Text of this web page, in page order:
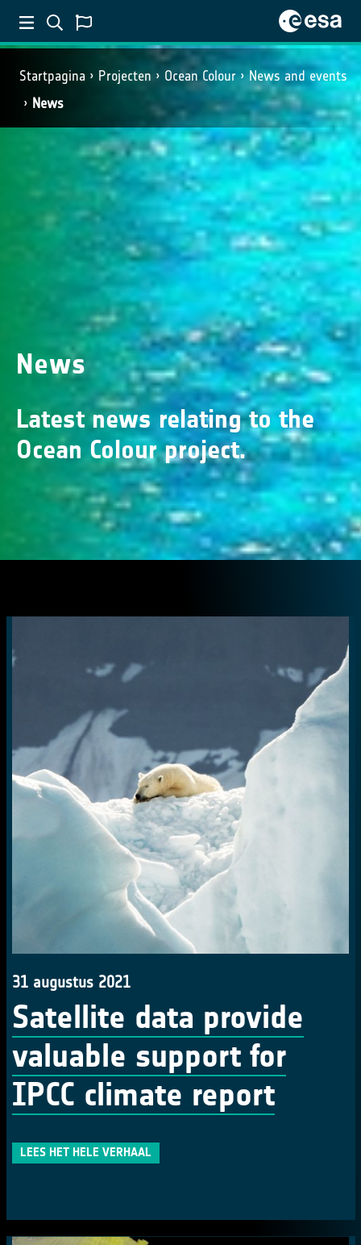
Startpagina Projecten Ocean Colour
News and events
News
News
Latest news relating to the
Ocean Colour project.
31 augustus 2021
Satellite data provide
valuable support for
IPCC climate report
LEES HET HELE VERHAAL